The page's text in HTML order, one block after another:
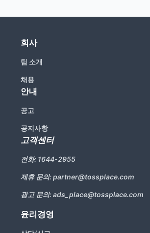
회사
팀 소개
채용
안내
공고
공지사항
고객센터
전화: 1644-2955
제휴 문의:partner@tossplace.com
광고 문의:ads_place@tossplace.com
윤리경영